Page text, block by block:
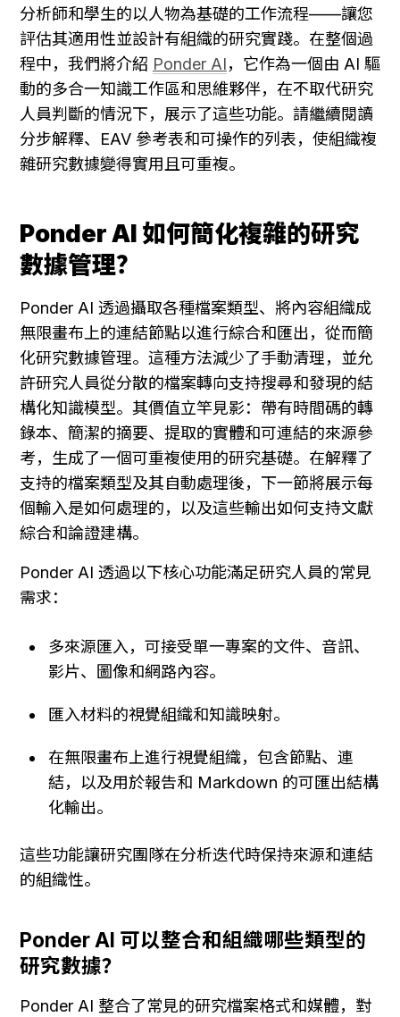
分析師和學生的以人物為基礎的工作流程——讓您
評估其適用性並設計有組織的研究實踐。在整個過
程中，我們將介紹 Ponder AI，它作為一個由 AI 驅
動的多合一知識工作區和思維夥伴，在不取代研究
人員判斷的情況下，展示了這些功能。請繼續閱讀
分步解釋、EAV 參考表和可操作的列表，使組織複
雜研究數據變得實用且可重複。
Ponder AI 如何簡化複雜的研究
數據管理？
Ponder AI 透過攝取各種檔案類型、將內容組織成
無限畫布上的連結節點以進行綜合和匯出，從而簡
化研究數據管理。這種方法減少了手動清理，並允
許研究人員從分散的檔案轉向支持搜尋和發現的結
構化知識模型。其價值立竿見影：帶有時間碼的轉
錄本、簡潔的摘要、提取的實體和可連結的來源參
考，生成了一個可重複使用的研究基礎。在解釋了
支持的檔案類型及其自動處理後，下一節將展示每
個輸入是如何處理的，以及這些輸出如何支持文獻
綜合和論證建構。
Ponder AI 透過以下核心功能滿足研究人員的常見
需求：
多來源匯入，可接受單一專案的文件、音訊、
影片、圖像和網路內容。
匯入材料的視覺組織和知識映射。
在無限畫布上進行視覺組織，包含節點、連
結，以及用於報告和 Markdown 的可匯出結構
化輸出。
這些功能讓研究團隊在分析迭代時保持來源和連結
的組織性。
Ponder AI 可以整合和組織哪些類型的
研究數據？
Ponder AI 整合了常見的研究檔案格式和媒體，對